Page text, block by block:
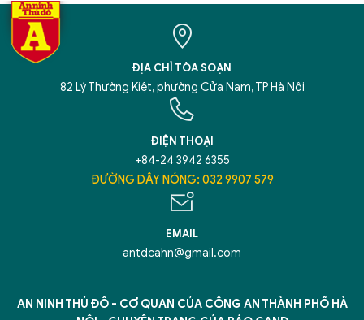
ĐỊA CHỈ TÒA SOẠN
82 Lý Thường Kiệt, phường Cửa Nam, TP Hà Nội
ĐIỆN THOẠI
+84-24 3942 6355
ĐƯỜNG DÂY NÓNG: 032 9907 579
EMAIL
antdcahn@gmail.com
AN NINH THỦ ĐÔ - CƠ QUAN CỦA CÔNG AN THÀNH PHỐ HÀ